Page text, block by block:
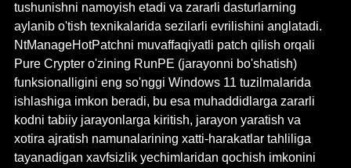
tushunishni namoyish etadi va zararli dasturlarning
aylanib o'tish texnikalarida sezilarli evrilishini anglatadi.
NtManageHotPatchni muvaffaqiyatli patch qilish orqali
Pure Crypter o'zining RunPE (jarayonni bo'shatish)
funksionalligini eng so'nggi Windows 11 tuzilmalarida
ishlashiga imkon beradi, bu esa muhaddidlarga zararli
kodni tabiiy jarayonlarga kiritish, jarayon yaratish va
xotira ajratish namunalarining xatti-harakatlar tahliliga
tayanadigan xavfsizlik yechimlaridan qochish imkonini